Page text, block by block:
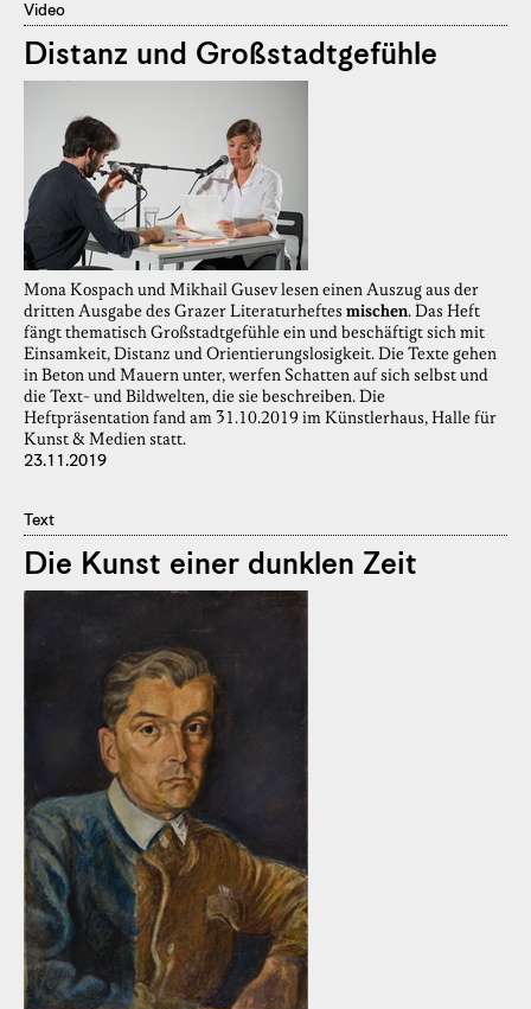
Video
Distanz und Großstadtgefühle
Mona Kospach und Mikhail Gusev lesen einen Auszug aus der
dritten Ausgabe des Grazer Literaturheftes mischen. Das Heft
fängt thematisch Großstadtgefühle ein und beschäftigt sich mit
Einsamkeit, Distanz und Orientierungslosigkeit. Die Texte gehen
in Beton und Mauern unter, werfen Schatten auf sich selbst und
die Text- und Bildwelten, die sie beschreiben. Die
Heftpräsentation fand am 31.10.2019 im Künstlerhaus, Halle für
Kunst & Medien statt.
23.11.2019
Text
Die Kunst einer dunklen Zeit